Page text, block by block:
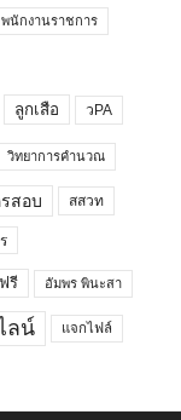
พนักงานราชการ
ลูกเสือ วPA
วิทยาการคำนวณ
สอบ สสวท
รี อัมพร พินะสา
ลน์ แจกไฟล์